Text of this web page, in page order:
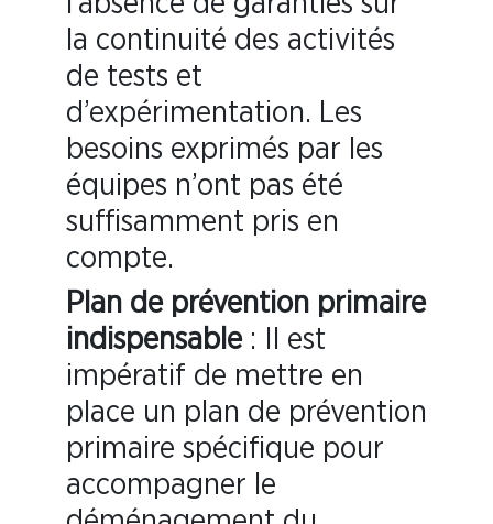
la continuité des activités
de tests et
d’expérimentation. Les
besoins exprimés par les
équipes n’ont pas été
suffisamment pris en
compte.
Plan de prévention primaire
indispensable: Il est
impératif de mettre en
place un plan de prévention
primaire spécifique pour
accompagner le